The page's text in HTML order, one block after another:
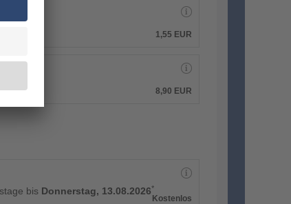
1,55 EUR
8,90 EUR
bis Donnerstag, 13.08.2026*
Kostenlos